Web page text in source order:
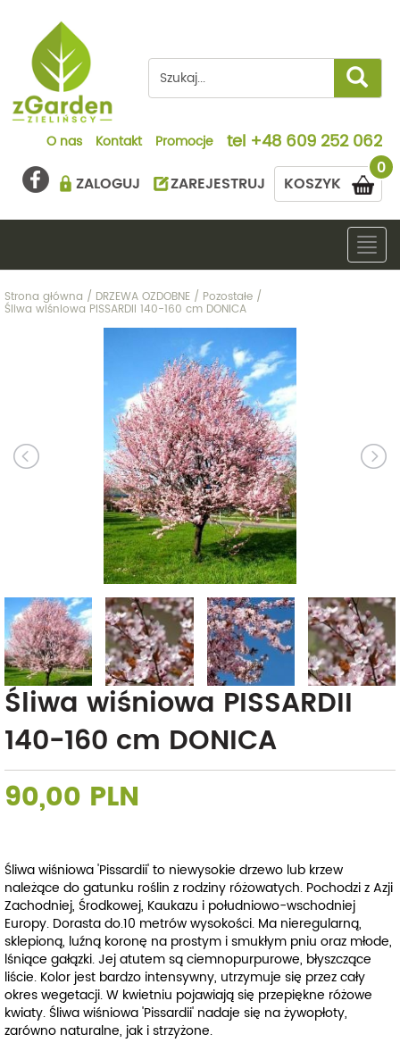
O nas Kontakt Promocje tel +48 609 252 062
0
KOSZYK
ZALOGUJ ZAREJESTRUJ
Strona główna / DRZEWA OZDOBNE / Pozostałe /
Śliwa wiśniowa PISSARDII 140-160 cm DONICA
Śliwa wiśniowa PISSARDII
140-160 cm DONICA
90,00 PLN
Śliwa wiśniowa 'Pissardii' to niewysokie drzewo lub krzew
należące do gatunku roślin z rodziny różowatych. Pochodzi z Azji
Zachodniej, Środkowej, Kaukazu i południowo-wschodniej
Europy. Dorasta do.10 metrów wysokości. Ma nieregularną,
sklepioną, luźną koronę na prostym i smukłym pniu oraz młode,
lśniące gałązki. Jej atutem są ciemnopurpurowe, błyszczące
liście. Kolor jest bardzo intensywny, utrzymuje się przez cały
okres wegetacji. W kwietniu pojawiają się przepiękne różowe
kwiaty. Śliwa wiśniowa 'Pissardii' nadaje się na żywopłoty,
zarówno naturalne, jak i strzyżone.